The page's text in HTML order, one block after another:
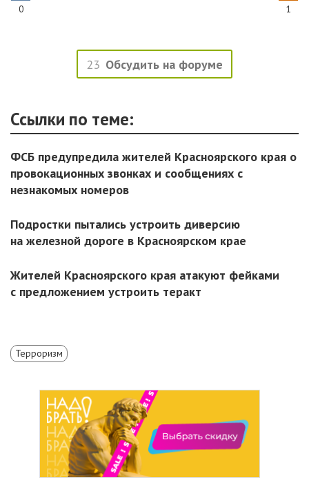
0 1
23 Обсудить на форуме
Ссылки по теме:
ФСБ предупредила жителей Красноярского края о
провокационных звонках и сообщениях с
незнакомых номеров
Подростки пытались устроить диверсию
на железной дороге в Красноярском крае
Жителей Красноярского края атакуют фейками
с предложением устроить теракт
Терроризм